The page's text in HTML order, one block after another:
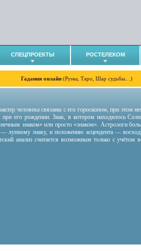
СПЕЦПРОЕКТЫ РОСТЕЛЕКОМ
Гадания онлайн (Руны, Таро, Шар судьбы…)
человека связаны с его гороскопом, при этом
при его рождении. Знак, в котором находилось
знаком» или просто «знаком». Астрологи
лунному знаку, и положению асцендента —
анализ считается возможным только с учётом